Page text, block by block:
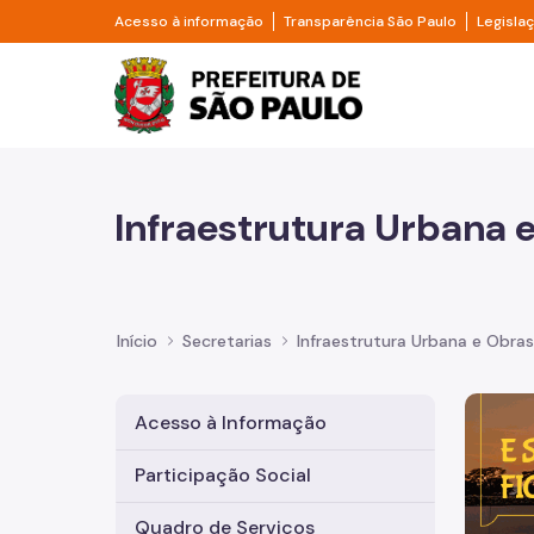
Pular para o Conteúdo principal
Acesso à informação Divisor de acesso à informação
Transparência São Paulo Divisor
Prefeitura de São
Infraestrutura Urbana
Início Secretarias Infraestrutura Urbana e Obras
Acesso à Informação
Participação Social
Quadro de Serviços